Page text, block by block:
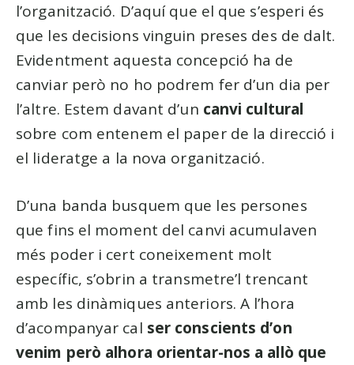
l’organització. D’aquí que el que s’esperi és
que les decisions vinguin preses des de dalt.
Evidentment aquesta concepció ha de
canviar però no ho podrem fer d’un dia per
l’altre. Estem davant d’un canvi cultural
sobre com entenem el paper de la direcció i
el lideratge a la nova organització.
D’una banda busquem que les persones
que fins el moment del canvi acumulaven
més poder i cert coneixement molt
específic, s’obrin a transmetre’l trencant
amb les dinàmiques anteriors. A l’hora
d’acompanyar cal ser conscients d’on
venim però alhora orientar-nos a allò que